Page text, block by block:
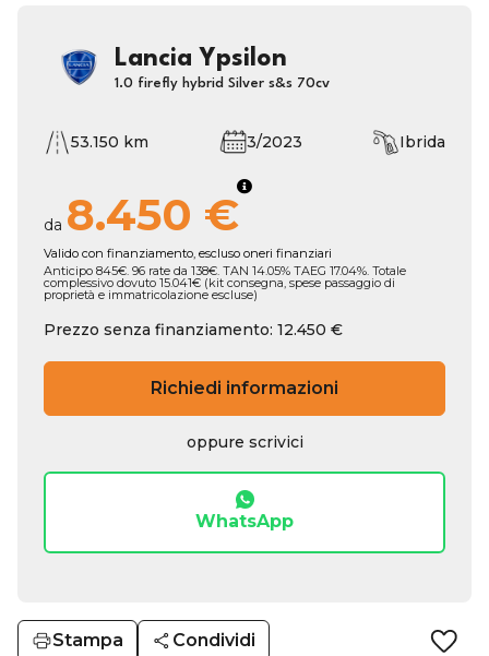
Lancia Ypsilon
1.0 firefly hybrid Silver s&s 70cv
53.150 km 3/2023 Ibrida
da 8.450 €
Valido con finanziamento, escluso oneri finanziari
Anticipo 845€. 96 rate da 138€. TAN 14.05% TAEG 17.04%. Totale
complessivo dovuto 15.041€ (kit consegna, spese passaggio di
proprietà e immatricolazione escluse)
Prezzo senza finanziamento: 12.450 €
Richiedi informazioni
oppure scrivici
WhatsApp
Stampa Condividi